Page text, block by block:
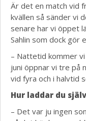
Är det en match vid
kvällen så sänder vi
senare har vi öppet
Sahlin som dock gör
– Nattetid kommer
juni öppnar vi tre på
vid fyra och i halvtid
Hur laddar du
– Det var ju ingen